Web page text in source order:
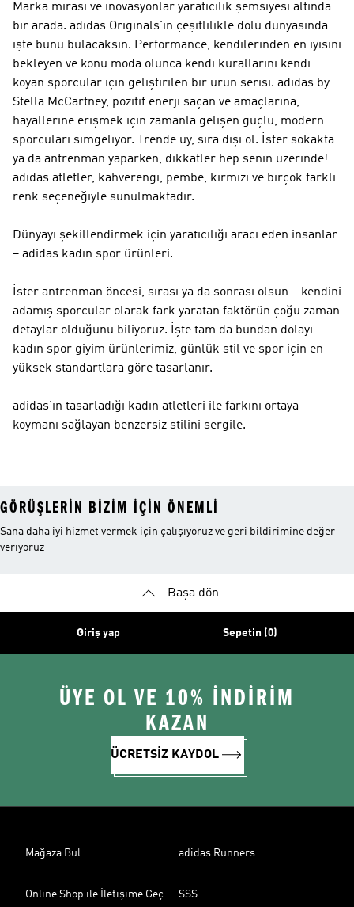
Marka mirası ve inovasyonlar yaratıcılık şemsiyesi altında
bir arada. adidas Originals'ın çeşitlilikle dolu dünyasında
işte bunu bulacaksın. Performance, kendilerinden en iyisini
bekleyen ve konu moda olunca kendi kurallarını kendi
koyan sporcular için geliştirilen bir ürün serisi. adidas by
Stella McCartney, pozitif enerji saçan ve amaçlarına,
hayallerine erişmek için zamanla gelişen güçlü, modern
sporcuları simgeliyor. Trende uy, sıra dışı ol. İster sokakta
ya da antrenman yaparken, dikkatler hep senin üzerinde!
adidas atletler, kahverengi, pembe, kırmızı ve birçok farklı
renk seçeneğiyle sunulmaktadır.
Dünyayı şekillendirmek için yaratıcılığı aracı eden insanlar
– adidas kadın spor ürünleri.
İster antrenman öncesi, sırası ya da sonrası olsun – kendini
adamış sporcular olarak fark yaratan faktörün çoğu zaman
detaylar olduğunu biliyoruz. İşte tam da bundan dolayı
kadın spor giyim ürünlerimiz, günlük stil ve spor için en
yüksek standartlara göre tasarlanır.
adidas'ın tasarladığı kadın atletleri ile farkını ortaya
koymanı sağlayan benzersiz stilini sergile.
GÖRÜŞLERIN BIZIM IÇIN ÖNEMLI
Sana daha iyi hizmet vermek için çalışıyoruz ve geri bildirimine değer
veriyoruz
Başa dön
Giriş yap Sepetin (0)
ÜYE OL VE 10% İNDİRİM
KAZAN
ÜCRETSİZ KAYDOL
Mağaza Bul adidas Runners
Online Shop ile İletişime Geç SSS